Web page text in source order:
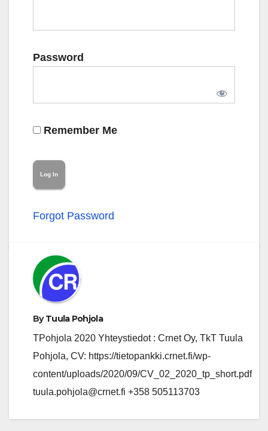
Password
Remember Me
Forgot Password
ByTuula Pohjola
TPohjola 2020 Yhteystiedot : Crnet Oy, TkT Tuula
Pohjola, CV: https://tietopankki.crnet.fi/wp-
content/uploads/2020/09/CV_02_2020_tp_short.pdf
tuula.pohjola@crnet.fi +358 505113703